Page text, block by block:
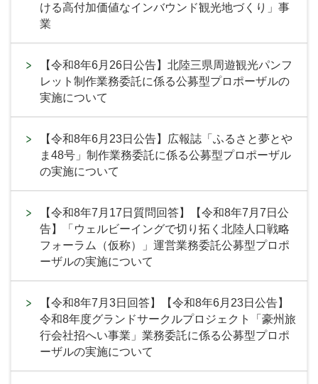
ける高付加価値なインバウンド観光地づくり」事
業
【令和8年6月26日公告】北陸三県周遊観光パンフ
レット制作業務委託に係る公募型プロポーザルの
実施について
【令和8年6月23日公告】広報誌「ふるさと夢とや
ま48号」制作業務委託に係る公募型プロポーザル
の実施について
【令和8年7月17日質問回答】【令和8年7月7日公
告】「ウェルビーイングで切り拓く北陸人口戦略
フォーラム（仮称）」運営業務委託公募型プロポ
ーザルの実施について
【令和8年7月3日回答】【令和8年6月23日公告】
令和8年度グランドサークルプロジェクト「豪州旅
行会社招へい事業」業務委託に係る公募型プロポ
ーザルの実施について